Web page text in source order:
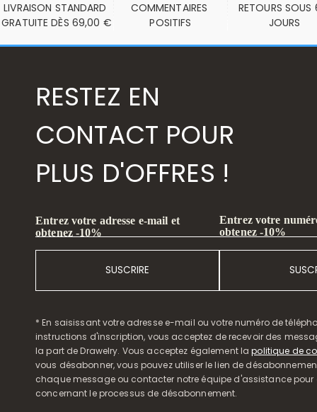
LIVRAISON STANDARD
GRATUITE DÈS 69,00 €
COMMENTAIRES
POSITIFS
RETOURS SOUS
JOURS
RESTEZ EN
CONTACT POUR
PLUS D'OFFRES !
Entrez votre adresse e-mail et
obtenez -10%
SUSCRIRE
Entrez votre
obtenez -10%
* En saisissant votre adresse e-mail ou votre numéro de
instructions d'inscription, vous acceptez de recevoir des
la part de Drawelry. Vous acceptez également lapolitique de
vous désabonner, vous pouvez utiliser le lien de
chaque message ou contacter notre équipe d'assistance pour
concernant le processus de désabonnement.